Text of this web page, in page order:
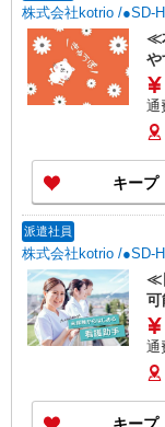
株式会社kotrio /●SD-
≪
や
通
キープ
派遣社員
株式会社kotrio /●SD-
≪
可
通